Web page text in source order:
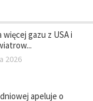
gazu z USA i
2026
apeluje o